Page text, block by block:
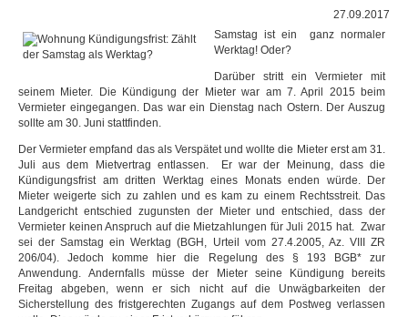
27.09.2017
Samstag ist ein ganz normaler
Werktag! Oder?
Darüber stritt ein Vermieter mit
seinem Mieter. Die Kündigung der Mieter war am 7. April 2015 beim
Vermieter eingegangen. Das war ein Dienstag nach Ostern. Der Auszug
sollte am 30. Juni stattfinden.
Der Vermieter empfand das als Verspätet und wollte die Mieter erst am 31.
Juli aus dem Mietvertrag entlassen. Er war der Meinung, dass die
Kündigungsfrist am dritten Werktag eines Monats enden würde. Der
Mieter weigerte sich zu zahlen und es kam zu einem Rechtsstreit. Das
Landgericht entschied zugunsten der Mieter und entschied, dass der
Vermieter keinen Anspruch auf die Mietzahlungen für Juli 2015 hat. Zwar
sei der Samstag ein Werktag (BGH, Urteil vom 27.4.2005, Az. VIII ZR
206/04). Jedoch komme hier die Regelung des § 193 BGB* zur
Anwendung. Andernfalls müsse der Mieter seine Kündigung bereits
Freitag abgeben, wenn er sich nicht auf die Unwägbarkeiten der
Sicherstellung des fristgerechten Zugangs auf dem Postweg verlassen